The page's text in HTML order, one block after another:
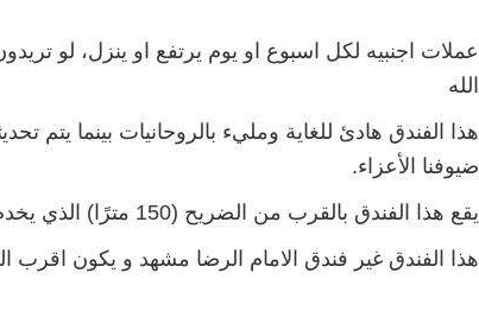
عملات اجنبيه لكل اسبوع او يوم يرتفع او ينزل، لو
الله
هذا الفندق هادئ للغاية ومليء بالروحانيات بينما
ضيوفنا الأعزاء.
يقع هذا الفندق بالقرب من الضريح (150 مترًا) الذي يخدم ضيوفه حوالي أربعمائة غرفة بكامل التجهيزات.
هذا الفندق غير فندق الامام الرضا مشهد و يكون اقرب